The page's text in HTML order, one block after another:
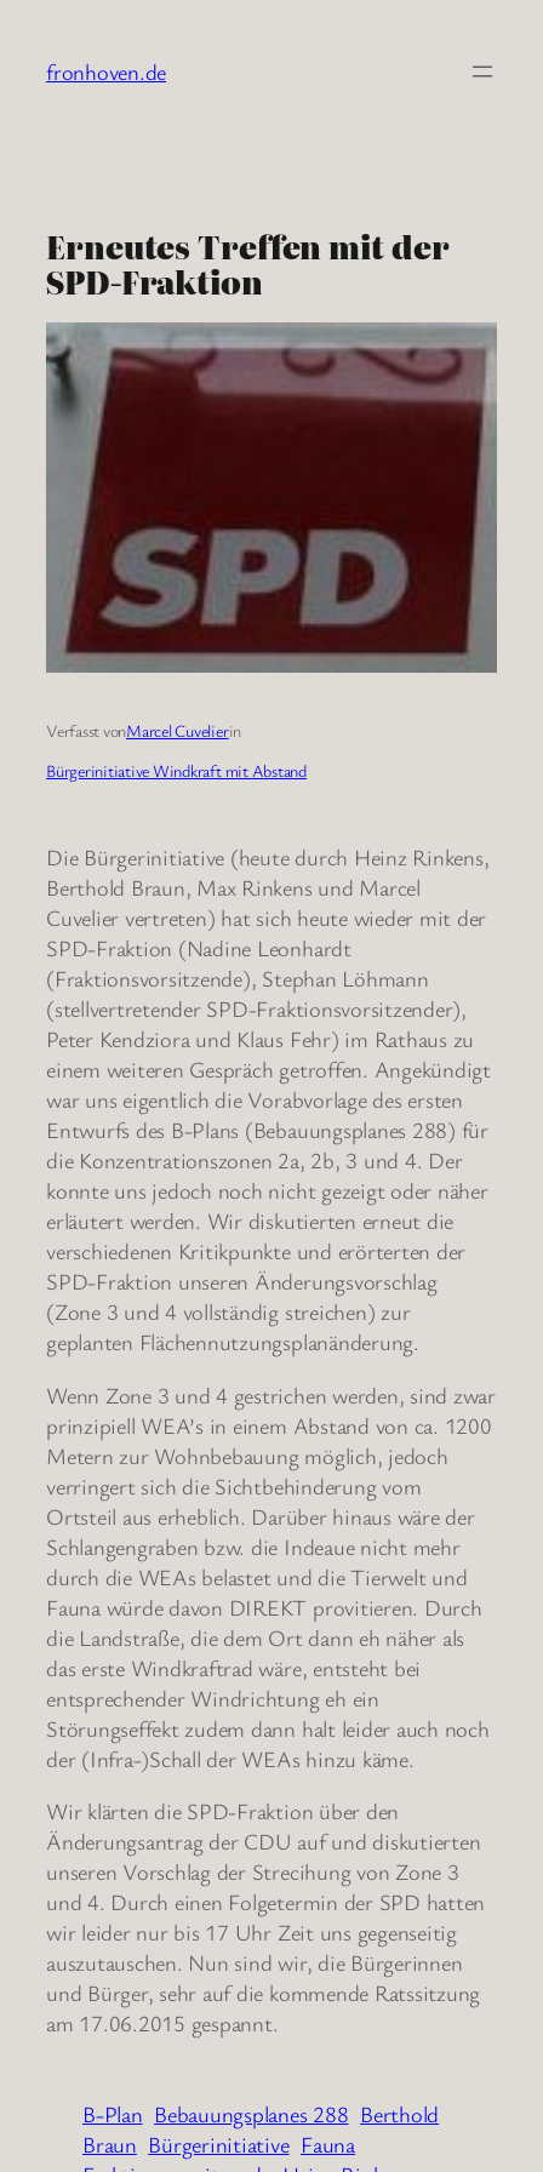
springen
fronhoven.de
Erneutes Treffen mit der
SPD-Fraktion
Verfasst vonMarcel Cuvelierin
Bürgerinitiative Windkraft mit Abstand
Die Bürgerinitiative (heute durch Heinz Rinkens,
Berthold Braun, Max Rinkens und Marcel
Cuvelier vertreten) hat sich heute wieder mit der
SPD-Fraktion (Nadine Leonhardt
(Fraktionsvorsitzende), Stephan Löhmann
(stellvertretender SPD-Fraktionsvorsitzender),
Peter Kendziora und Klaus Fehr) im Rathaus zu
einem weiteren Gespräch getroffen. Angekündigt
war uns eigentlich die Vorabvorlage des ersten
Entwurfs des B-Plans (Bebauungsplanes 288) für
die Konzentrationszonen 2a, 2b, 3 und 4. Der
konnte uns jedoch noch nicht gezeigt oder näher
erläutert werden. Wir diskutierten erneut die
verschiedenen Kritikpunkte und erörterten der
SPD-Fraktion unseren Änderungsvorschlag
(Zone 3 und 4 vollständig streichen) zur
geplanten Flächennutzungsplanänderung.
Wenn Zone 3 und 4 gestrichen werden, sind zwar
prinzipiell WEA’s in einem Abstand von ca. 1200
Metern zur Wohnbebauung möglich, jedoch
verringert sich die Sichtbehinderung vom
Ortsteil aus erheblich. Darüber hinaus wäre der
Schlangengraben bzw. die Indeaue nicht mehr
durch die WEAs belastet und die Tierwelt und
Fauna würde davon DIREKT provitieren. Durch
die Landstraße, die dem Ort dann eh näher als
das erste Windkraftrad wäre, entsteht bei
entsprechender Windrichtung eh ein
Störungseffekt zudem dann halt leider auch noch
der (Infra-)Schall der WEAs hinzu käme.
Wir klärten die SPD-Fraktion über den
Änderungsantrag der CDU auf und diskutierten
unseren Vorschlag der Strecihung von Zone 3
und 4. Durch einen Folgetermin der SPD hatten
wir leider nur bis 17 Uhr Zeit uns gegenseitig
auszutauschen. Nun sind wir, die Bürgerinnen
und Bürger, sehr auf die kommende Ratssitzung
am 17.06.2015 gespannt.
B-Plan Bebauungsplanes 288 Berthold
Braun Bürgerinitiative Fauna